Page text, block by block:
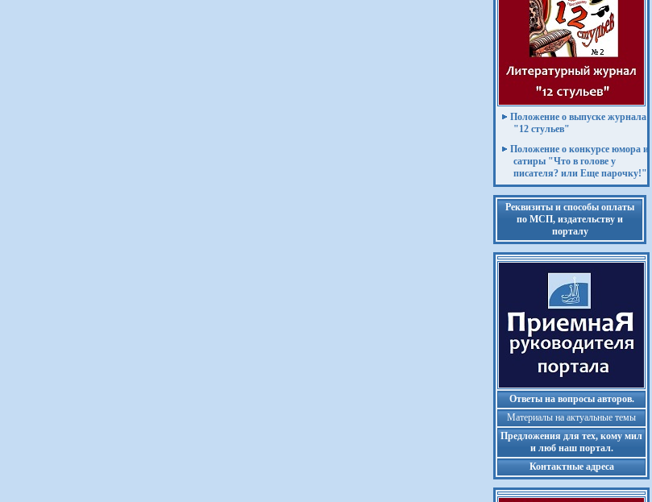
Положение о выпуске журнала
"12 стульев"
Положение о конкурсе юмора и
сатиры "Что в голове у
писателя? или Еще парочку!"
Реквизиты и способы оплаты
по МСП, издательству и
порталу
Ответы на вопросы авторов.
Материалы на актуальные темы
Предложения для тех, кому мил
и люб наш портал.
Контактные адреса